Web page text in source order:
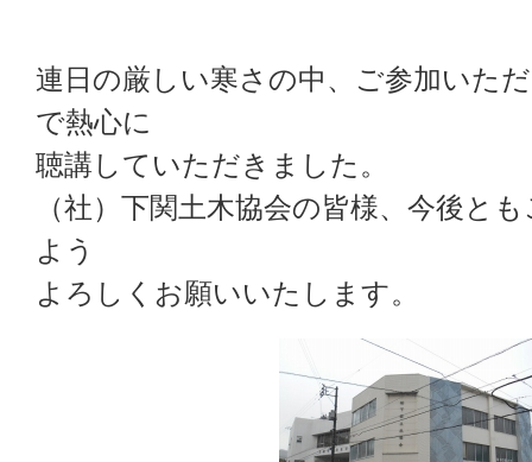
連日の厳しい寒さの中、ご参加いた
で熱心に
聴講していただきました。
（社）下関土木協会の皆様、今後と
よう
よろしくお願いいたします。